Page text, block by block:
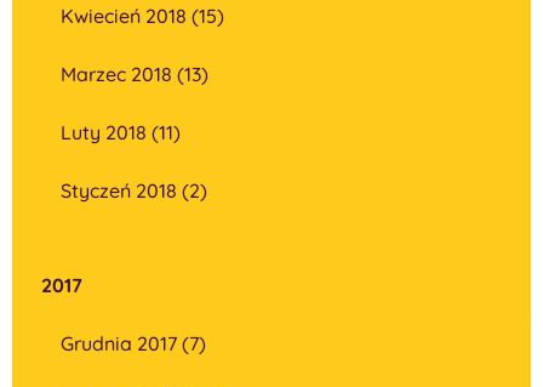
Kwiecień 2018 (15)
Marzec 2018 (13)
Luty 2018 (11)
Styczeń 2018 (2)
2017
Grudnia 2017 (7)